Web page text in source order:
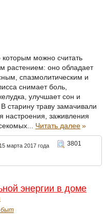
можно считать
растением: оно обладает
спазмолитическим и
снимает боль,
улучшает сон и
старину траву замачивали
настроения, заживления
Читать далее»
15 марта 2017 года
3801
энергии в доме
быт